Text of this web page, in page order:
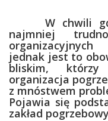
W chwili gdy
najmniej
jednak jest to
bliskim,
organizacja
z mnóstwem
Pojawia się
zakład